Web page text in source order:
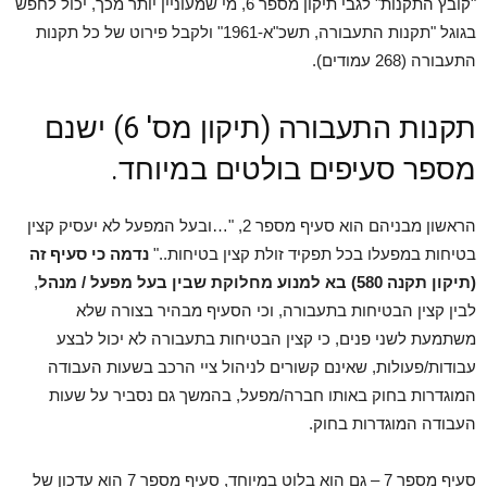
"קובץ התקנות" לגבי תיקון מספר 6, מי שמעוניין יותר מכך, יכול לחפש
בגוגל "תקנות התעבורה, תשכ"א-1961" ולקבל פירוט של כל תקנות
התעבורה (268 עמודים).
תקנות התעבורה (תיקון מס' 6) ישנם
מספר סעיפים בולטים במיוחד.
הראשון מבניהם הוא סעיף מספר 2, "…ובעל המפעל לא יעסיק קצין
בטיחות במפעלו בכל תפקיד זולת קצין בטיחות.." נדמה כי סעיף זה
(תיקון תקנה 580) בא למנוע מחלוקת שבין בעל מפעל / מנהל
,
לבין קצין הבטיחות בתעבורה, וכי הסעיף מבהיר בצורה שלא
משתמעת לשני פנים, כי קצין הבטיחות בתעבורה לא יכול לבצע
עבודות/פעולות, שאינם קשורים לניהול ציי הרכב בשעות העבודה
המוגדרות בחוק באותו חברה/מפעל, בהמשך גם נסביר על שעות
העבודה המוגדרות בחוק.
סעיף מספר 7 – גם הוא בלוט במיוחד, סעיף מספר 7 הוא עדכון של